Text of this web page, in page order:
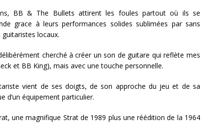
BB & The Bullets attirent les foules partout où ils se
grace à leurs performances solides sublimées par sans
guitaristes locaux.
cherché à créer un son de guitare qui reflète mes
et BB King), mais avec une touche personnelle.
vient de ses doigts, de son approche du jeu et de sa
d’un équipement particulier.
une magnifique Strat de 1989 plus une réédition de la 1964